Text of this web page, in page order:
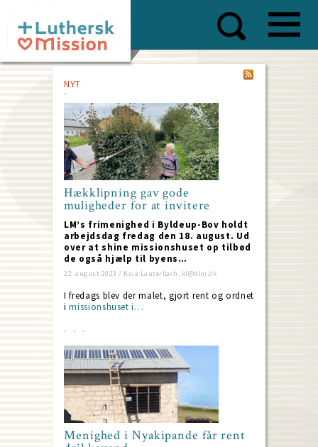
main
content
NYT
Hækklipning gav gode
muligheder for at invitere
LM’s frimenighed i Byldeup-Bov holdt
arbejdsdag fredag den 18. august. Ud
over at shine missionshuset op tilbød
de også hjælp til byens…
22. august 2023 / Kaja Lauterbach, kl@dlm.dk
I fredags blev der malet, gjort rent og ordnet
imissionshuset i…
Menighed i Nyakipande får rent